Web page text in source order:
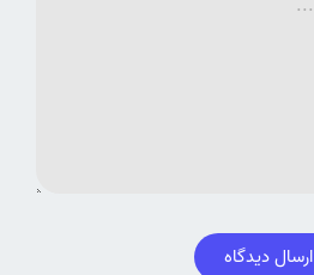
ارسال دیدگاه